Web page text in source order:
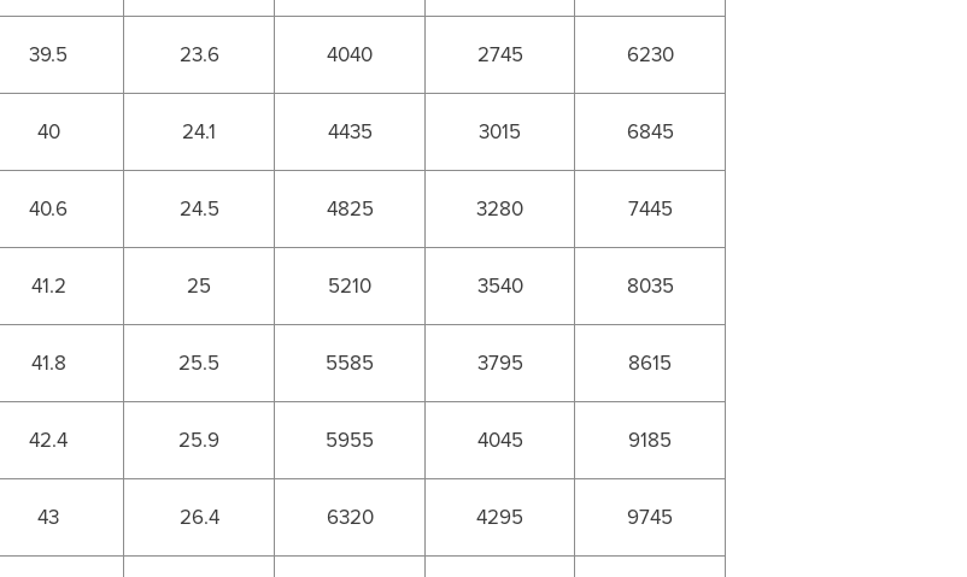
39.5 23.6 4040 2745 6230
40 24.1 4435 3015 6845
40.6 24.5 4825 3280 7445
41.2 25 5210 3540 8035
41.8 25.5 5585 3795 8615
42.4 25.9 5955 4045 9185
43 26.4 6320 4295 9745